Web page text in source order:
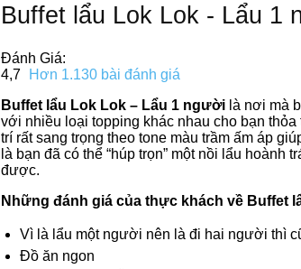
Buffet lẩu Lok Lok - Lẩu 1
Đánh Giá:
4,7
Hơn 1.130 bài đánh giá
Buffet lẩu Lok Lok – Lẩu 1 người là nơi mà
với nhiều loại topping khác nhau cho bạn
trí rất sang trọng theo tone màu trầm ấm áp
là bạn đã có thể “húp trọn” một nồi lẩu
được.
Những đánh giá của thực khách về Buffet
Vì là lẩu một người nên là đi hai người thì
Đồ ăn ngon